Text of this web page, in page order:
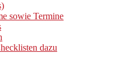
sowie Termine
dazu